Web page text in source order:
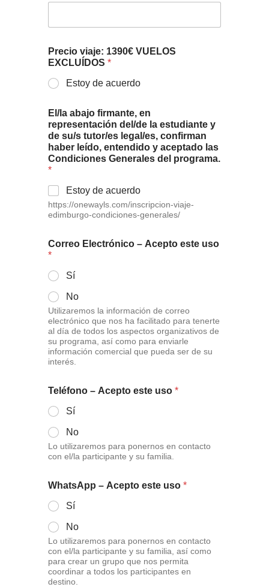
Precio viaje: 1390€ VUELOS
EXCLUÍDOS *
Estoy de acuerdo
El/la abajo firmante, en
representación del/de la estudiante y
de su/s tutor/es legal/es, confirman
haber leído, entendido y aceptado las
Condiciones Generales del programa.
*
Estoy de acuerdo
https://onewayls.com/inscripcion-viaje-
edimburgo-condiciones-generales/
Correo Electrónico – Acepto este uso
*
Sí
No
Utilizaremos la información de correo
electrónico que nos ha facilitado para tenerte
al día de todos los aspectos organizativos de
su programa, así como para enviarle
información comercial que pueda ser de su
interés.
Teléfono – Acepto este uso *
Sí
No
Lo utilizaremos para ponernos en contacto
con el/la participante y su familia.
WhatsApp – Acepto este uso *
Sí
No
Lo utilizaremos para ponernos en contacto
con el/la participante y su familia, así como
para crear un grupo que nos permita
coordinar a todos los participantes en
destino.